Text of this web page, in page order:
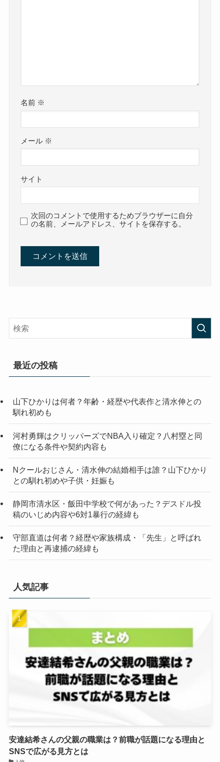
名前 ※
メール ※
サイト
次回のコメントで使用するためブラウザーに自分
の名前、メールアドレス、サイトを保存する。
最近の投稿
山下ひかりは何者？年齢・経歴や代表作と清水伸との
馴れ初めも
河村勇輝はクリッパーズでNBA入り確定？八村塁と同
僚になる条件や契約内容も
Nクールおじさん・清水伸の結婚相手は誰？山下ひかり
との馴れ初めや子供・妊娠も
静岡市清水区・飯田中学校で何があった？デスドル投
稿のいじめ内容や6対1暴行の経緯も
守部直道は何者？経歴や家族構成・「先生」と呼ばれ
た理由と再逮捕の経緯も
人気記事
安達結希さんの父親の職業は？前職が話題になる理由と
SNSで広がる見方とは